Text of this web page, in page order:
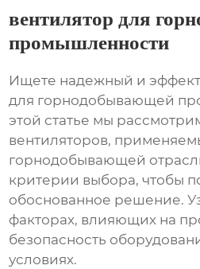
вентилятор для
промышленности
Ищете надежный и
для горнодобывающей
этой статье мы
вентиляторов,
горнодобывающей
критерии выбора, чтобы
обоснованное решение.
факторах, влияющих на
безопасность
условиях.